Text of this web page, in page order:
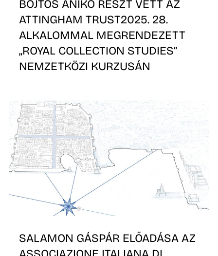
BOJTOS ANIKÓ RÉSZT VETT AZ
ATTINGHAM TRUST2025. 28.
ALKALOMMAL MEGRENDEZETT
„ROYAL COLLECTION STUDIES”
NEMZETKÖZI KURZUSÁN
SALAMON GÁSPÁR ELŐADÁSA AZ